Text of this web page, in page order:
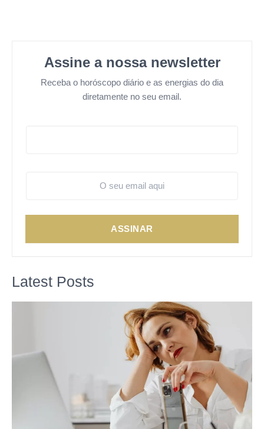
Assine a nossa newsletter
Receba o horóscopo diário e as energias do dia
diretamente no seu email.
ASSINAR
Latest Posts